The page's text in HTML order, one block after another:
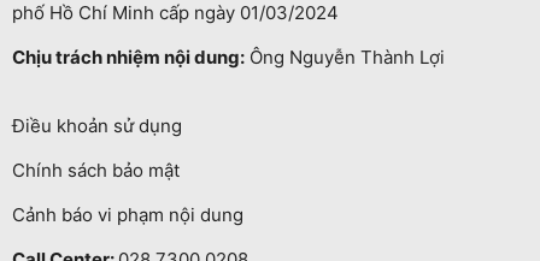
phố Hồ Chí Minh cấp ngày 01/03/2024
Chịu trách nhiệm nội dung: Ông Nguyễn Thành Lợi
Điều khoản sử dụng
Chính sách bảo mật
Cảnh báo vi phạm nội dung